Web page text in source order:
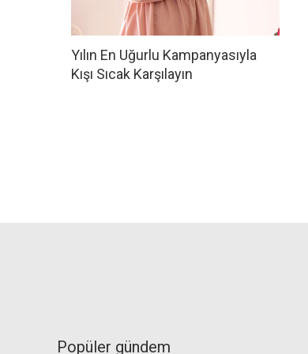
Yılın En Uğurlu Kampanyasıyla
Kışı Sıcak Karşılayın
Popüler gündem